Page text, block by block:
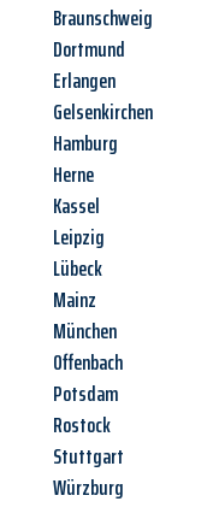
Braunschweig
Dortmund
Erlangen
Gelsenkirchen
Hamburg
Herne
Kassel
Leipzig
Lübeck
Mainz
München
Offenbach
Potsdam
Rostock
Stuttgart
Würzburg